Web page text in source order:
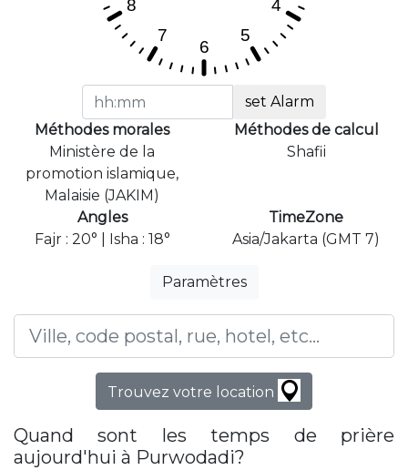
set Alarm
Méthodes morales
Ministère de la
promotion islamique,
Malaisie (JAKIM)
Méthodes de calcul
Shafii
Angles
Fajr : 20° | Isha : 18°
TimeZone
Asia/Jakarta (GMT 7)
Paramètres
Trouvez votre location
Quand sont les temps de prière
aujourd'hui à Purwodadi?